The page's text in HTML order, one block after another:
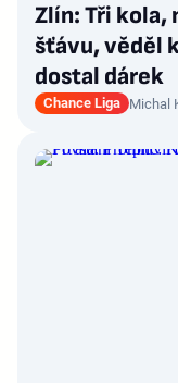
Zlín: Tři kola,
šťávu, věděl
dostal dárek
Chance Liga Michal